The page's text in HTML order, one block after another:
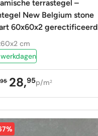
terrastegel –
New Belgium stone
60x60x2 gerectificeerd
cm
95 28,95p/m2